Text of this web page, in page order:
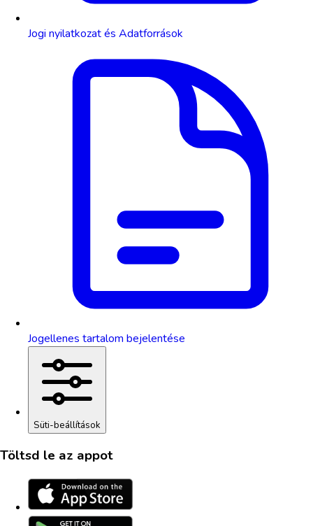
Jogi nyilatkozat és Adatforrások
Jogellenes tartalom bejelentése
Süti-beállítások
Töltsd le az appot